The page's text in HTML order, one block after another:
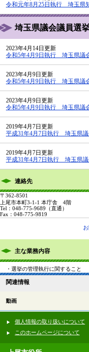
令和元年8月25日執行 埼玉県
埼玉県議会議員選
2023年4月14日更新
令和5年4月9日執行 埼玉県議
2023年4月9日更新
令和5年4月9日執行 埼玉県議
2023年4月9日更新
令和5年4月9日執行 埼玉県議
2019年4月7日更新
平成31年4月7日執行 埼玉県
2019年4月7日更新
平成31年4月7日執行 埼玉県
連絡先
〒362-8501
上尾市本町3-1-1 本庁舎 4階
Tel：048-775-9689 （直通）
Fax：048-775-9819
主な業務内容
・選挙の管理執行に関すること
関連情報
動画
個人情報の取り扱いについて
このホームページについて